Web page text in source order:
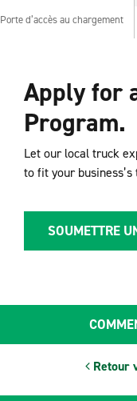
Porte d’accès au chargement
Porte d’accès au chargement
Apply for
Program.
Let our local truck
to fit your
SOUMETTRE
Retour